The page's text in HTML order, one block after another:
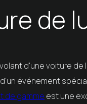
de
d'une voiture de
événement
de gamme est une